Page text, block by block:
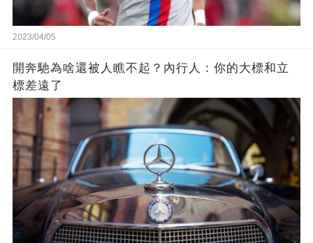
2023/04/05
開奔馳為啥還被人瞧不起？內行人：你的大標和立
標差遠了